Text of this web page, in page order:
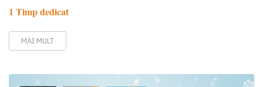
1 Timp dedicat
MAI MULT